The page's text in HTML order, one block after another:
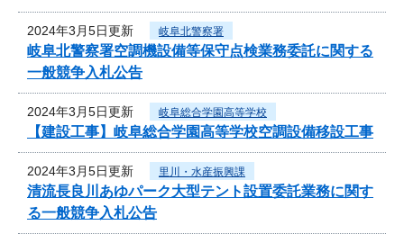
2024年3月5日更新 岐阜北警察署
岐阜北警察署空調機設備等保守点検業務委託に関する
一般競争入札公告
2024年3月5日更新 岐阜総合学園高等学校
【建設工事】岐阜総合学園高等学校空調設備移設工事
2024年3月5日更新 里川・水産振興課
清流長良川あゆパーク大型テント設置委託業務に関す
る一般競争入札公告